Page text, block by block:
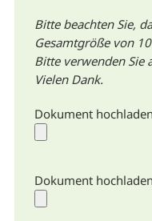
Bitte beachten Sie,
Gesamtgröße von
Bitte verwenden Sie
Vielen Dank.
Dokument
Dokument